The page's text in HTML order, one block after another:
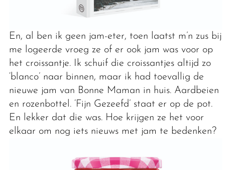
En, al ben ik geen jam-eter, toen laatst m’n zus bij
me logeerde vroeg ze of er ook jam was voor op
het croissantje. Ik schuif die croissantjes altijd zo
‘blanco’ naar binnen, maar ik had toevallig de
nieuwe jam van Bonne Maman in huis. Aardbeien
en rozenbottel. ‘Fijn Gezeefd’ staat er op de pot.
En lekker dat die was. Hoe krijgen ze het voor
elkaar om nog iets nieuws met jam te bedenken?